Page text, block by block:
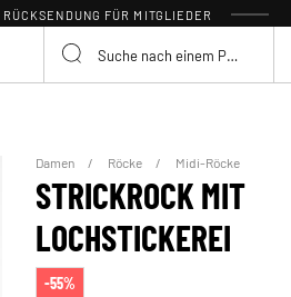
RÜCKSENDUNG FÜR MITGLIEDER
Damen Röcke Midi-Röcke
STRICKROCK MIT
LOCHSTICKEREI
-55%